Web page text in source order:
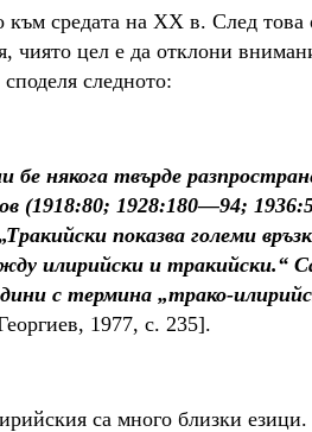
средата на ХХ в. След това
цел е да отклони
следното:
някога твърде
(1918:80; 1928:180—94;
показва големи
илирийски и тракийски.“
с термина „трако-
1977, с. 235].
са много близки